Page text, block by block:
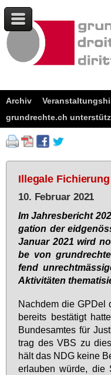
Archiv
grundrechte.ch
Illegale
10. Februar 2021
Im Jah­res­be­richt
ga­ti­on der
Ja­nu­ar 2021 wird
be von
fend
Ak­ti­vi­tä­ten
Nach­dem die GPDel
be­reits be­stä­tigt
Bun­des­am­tes für
trag des VBS zu
hält das NDG kei­ne
er­lau­ben wür­de, die